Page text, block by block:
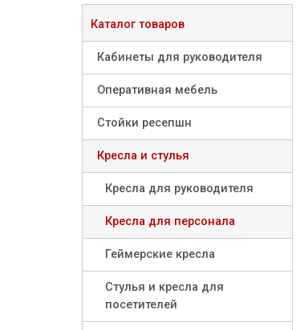
Каталог товаров
Кабинеты для руководителя
Оперативная мебель
Стойки ресепшн
Кресла и стулья
Кресла для руководителя
Кресла для персонала
Геймерские кресла
Стулья и кресла для
посетителей